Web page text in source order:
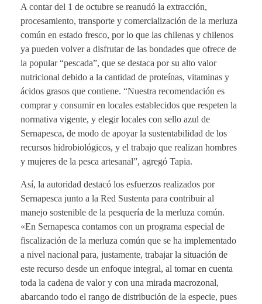
A contar del 1 de octubre se reanudó la extracción,
procesamiento, transporte y comercialización de la merluza
común en estado fresco, por lo que las chilenas y chilenos
ya pueden volver a disfrutar de las bondades que ofrece de
la popular “pescada”, que se destaca por su alto valor
nutricional debido a la cantidad de proteínas, vitaminas y
ácidos grasos que contiene. “Nuestra recomendación es
comprar y consumir en locales establecidos que respeten la
normativa vigente, y elegir locales con sello azul de
Sernapesca, de modo de apoyar la sustentabilidad de los
recursos hidrobiológicos, y el trabajo que realizan hombres
y mujeres de la pesca artesanal”, agregó Tapia.
Así, la autoridad destacó los esfuerzos realizados por
Sernapesca junto a la Red Sustenta para contribuir al
manejo sostenible de la pesquería de la merluza común.
«En Sernapesca contamos con un programa especial de
fiscalización de la merluza común que se ha implementado
a nivel nacional para, justamente, trabajar la situación de
este recurso desde un enfoque integral, al tomar en cuenta
toda la cadena de valor y con una mirada macrozonal,
abarcando todo el rango de distribución de la especie, pues